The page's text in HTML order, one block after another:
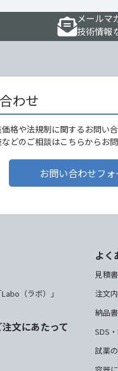
メールマ
技術情報
わせ
格や法規制に関するお問い
どのご相談はこちらからお問
お問い合わせフ
（ラボ）」
文にあたって
よく
見積
注文
納品
SDS
試薬